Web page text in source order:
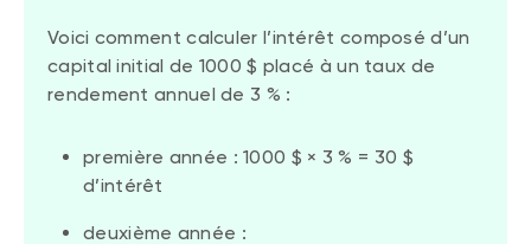
Voici comment calculer l’intérêt composé d’un
capital initial de 1000 $ placé à un taux de
rendement annuel de 3 % :
première année : 1000 $ × 3 % = 30 $
d’intérêt
deuxième année :